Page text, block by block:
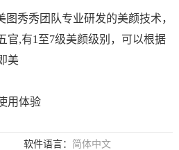
图秀秀团队专业研发的美颜技术，
官,有1至7级美颜级别，可以根据
美
用体验
软件语言： 简体中文